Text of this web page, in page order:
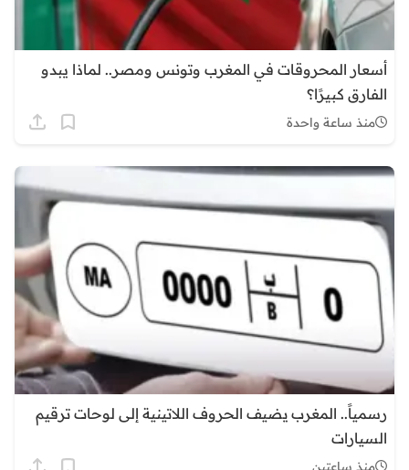
أسعار المحروقات في المغرب وتونس ومصر.. لماذا يبدو
الفارق كبيرًا؟
منذ ساعة واحدة
رسمياً.. المغرب يضيف الحروف اللاتينية إلى لوحات ترقيم
السيارات
منذ ساعتين